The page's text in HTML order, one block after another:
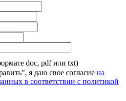
doc, pdf или txt)
я даю свое согласие на
в соответствии с политикой